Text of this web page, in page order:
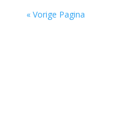
« Vorige Pagina